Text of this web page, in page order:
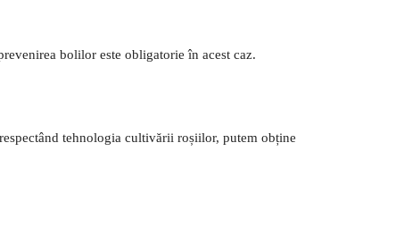
bolilor este obligatorie în acest caz.
tehnologia cultivării roșiilor, putem obține